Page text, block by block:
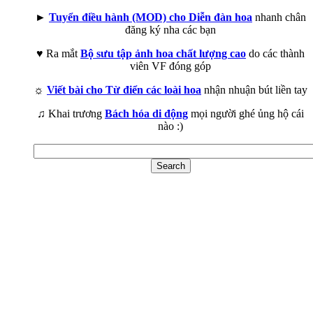
► Tuyển điều hành (MOD) cho Diễn đàn hoa nhanh chân
đăng ký nha các bạn
♥ Ra mắt Bộ sưu tập ảnh hoa chất lượng cao do các thành
viên VF đóng góp
☼ Viết bài cho Từ điển các loài hoa nhận nhuận bút liền tay
♫ Khai trương Bách hóa di động mọi người ghé ủng hộ cái
nào :)